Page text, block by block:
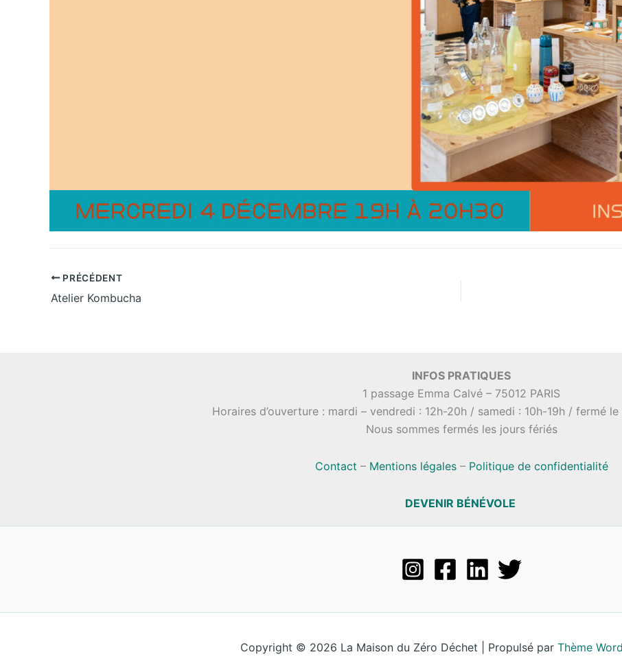
PRÉCÉDENT
Atelier Kombucha
INFOS PRATIQUES
1 passage Emma Calvé – 75012 PARIS
Horaires d’ouverture : mardi – vendredi : 12h-20h / samedi : 10h-19h / fermé
Nous sommes fermés les jours fériés
Contact – Mentions légales– Politique de confidentialité
DEVENIR BÉNÉVOLE
Copyright © 2026 La Maison du Zéro Déchet | Propulsé par Thème